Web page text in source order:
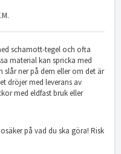
schamott-tegel och ofta
material kan spricka med
slår ner på dem eller om det är
dröjer med leverans av
med eldfast bruk eller
på vad du ska göra! Risk